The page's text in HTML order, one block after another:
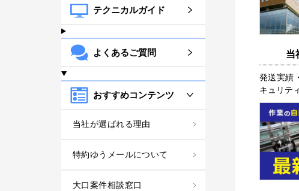
テクニカルガイド
よくあるご質問
おすすめコンテンツ
当社が選ばれる理由
特約ゆうメールについて
大口案件相談窓口
当
発送実績
キュリテ